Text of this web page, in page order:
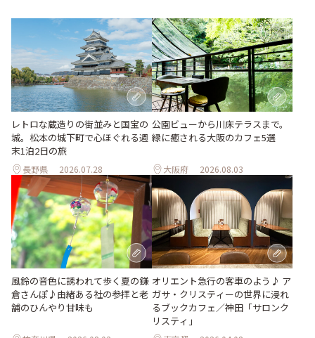
レトロな蔵造りの街並みと国宝の
城。松本の城下町で心ほぐれる週
末1泊2日の旅
長野県 2026.07.28
公園ビューから川床テラスまで。
緑に癒される大阪のカフェ5選
大阪府 2026.08.03
風鈴の音色に誘われて歩く夏の鎌
倉さんぽ♪由緒ある社の参拝と老
舗のひんやり甘味も
オリエント急行の客車のよう♪ ア
ガサ・クリスティーの世界に浸れ
るブックカフェ／神田「サロンク
リスティ」